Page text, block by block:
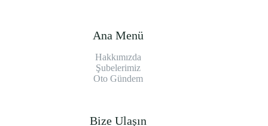
Ana Menü
Hakkımızda
Şubelerimiz
Oto Gündem
Bize Ulaşın